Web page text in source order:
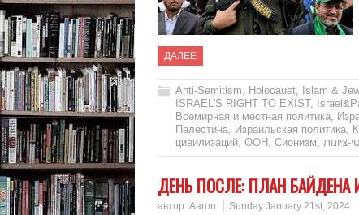
ДАЛЕЕ
Anti-Semitism, Holocaust, Islam &
ISRAEL'S RIGHT TO EXIST,
Всемирная и местная политика,
Палестина, Израильская политика,
цивилизаций, ООН , Сионизм, ציונות
ДЕНЬ ПОСЛЕ: ПЛАН БАЙДЕНА
автор: Aaron Sunday January 21st, 2024